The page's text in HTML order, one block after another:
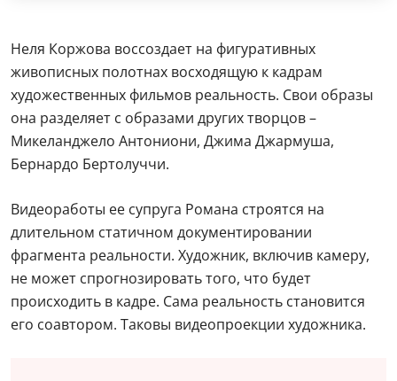
Неля Коржова воссоздает на фигуративных
живописных полотнах восходящую к кадрам
художественных фильмов реальность. Свои образы
она разделяет с образами других творцов –
Микеланджело Антониони, Джима Джармуша,
Бернардо Бертолуччи.
Видеоработы ее супруга Романа строятся на
длительном статичном документировании
фрагмента реальности. Художник, включив камеру,
не может спрогнозировать того, что будет
происходить в кадре. Сама реальность становится
его соавтором. Таковы видеопроекции художника.